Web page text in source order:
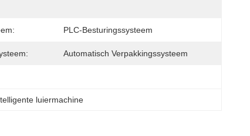
PLC-Besturingssysteem
Automatisch Verpakkingssysteem
luiermachine